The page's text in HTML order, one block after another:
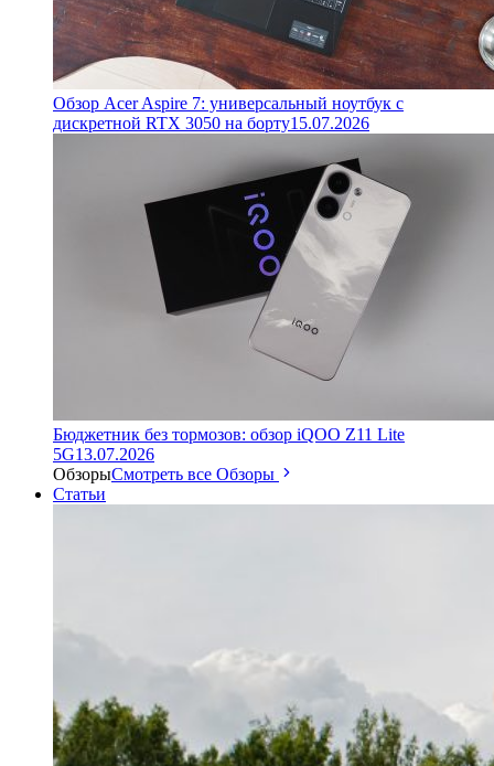
Обзор Acer Aspire 7: универсальный ноутбук с
дискретной RTX 3050 на борту15.07.2026
Бюджетник без тормозов: обзор iQOO Z11 Lite
5G13.07.2026
ОбзорыСмотреть все Обзоры
Статьи